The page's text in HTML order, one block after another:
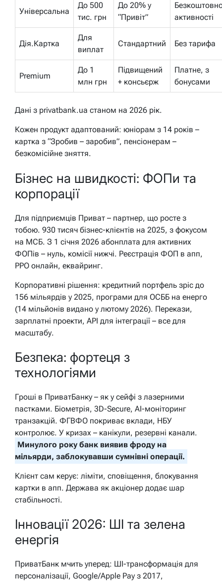
Універсальна
До 500
тис. грн
До 20% у
“Привіт”
активності
Дія.Картка
Для
виплат
Стандартний Без тарифа
Premium
До 1
млн грн
Підвищений
+ консьєрж
Платне, з
бонусами
Дані з privatbank.ua станом на 2026 рік.
Кожен продукт адаптований: юніорам з 14 років –
картка з “Зробив – заробив”, пенсіонерам –
безкомісійне зняття.
Бізнес на швидкості: ФОПи та
корпорації
Для підприємців Приват – партнер, що росте з
тобою. 930 тисяч бізнес-клієнтів на 2025, з фокусом
на МСБ. З 1 січня 2026 абонплата для активних
ФОПів – нуль, комісії нижчі. Реєстрація ФОП в апп,
РРО онлайн, еквайринг.
Корпоративні рішення: кредитний портфель зріс до
156 мільярдів у 2025, програми для ОСББ на енерго
(14 мільйонів видано у лютому 2026). Перекази,
зарплатні проекти, API для інтеграції – все для
масштабу.
Безпека: фортеця з
технологіями
Гроші в ПриватБанку – як у сейфі з лазерними
пастками. Біометрія, 3D-Secure, AI-моніторинг
транзакцій. ФГВФО покриває вклади, НБУ
контролює. У кризах – канікули, резервні канали.
Минулого року банк виявив фроду на
мільярди, заблокувавши сумнівні операції.
Клієнт сам керує: ліміти, сповіщення, блокування
картки в апп. Держава як акціонер додає шар
стабільності.
Інновації 2026: ШІ та зелена
енергія
ПриватБанк мчить уперед: ШІ-трансформація для
персоналізації, Google/Apple Pay з 2017,